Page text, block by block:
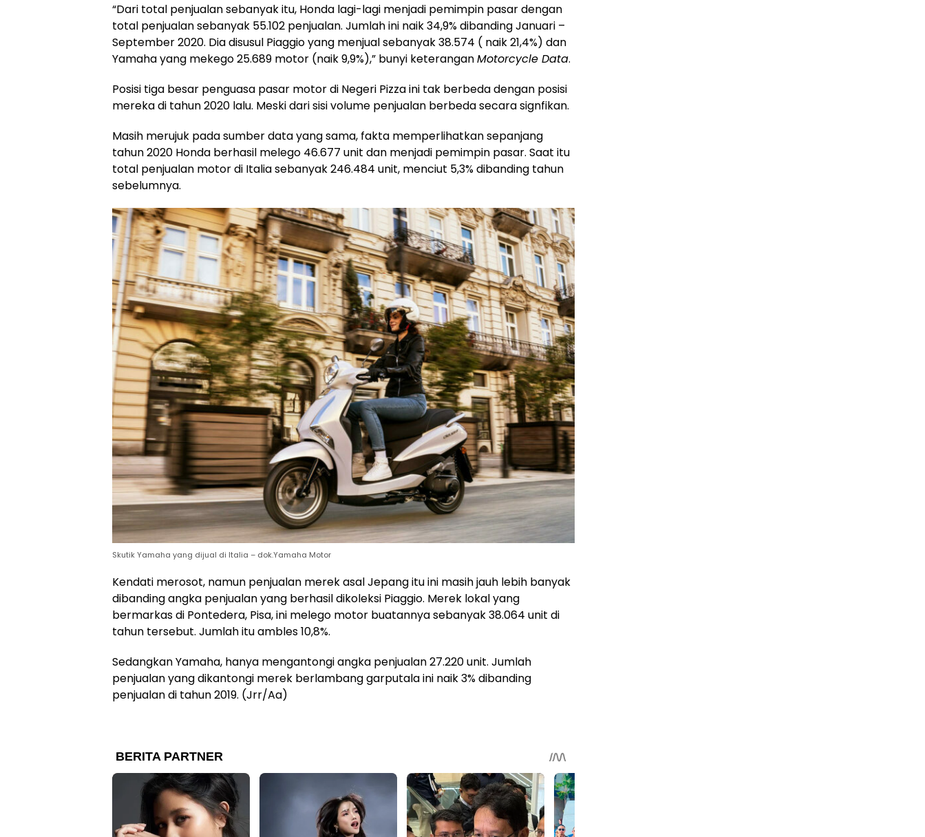
“Dari total penjualan sebanyak itu, Honda lagi-lagi menjadi pemimpin pasar dengan
total penjualan sebanyak 55.102 penjualan. Jumlah ini naik 34,9% dibanding Januari –
September 2020. Dia disusul Piaggio yang menjual sebanyak 38.574 ( naik 21,4%) dan
Yamaha yang mekego 25.689 motor (naik 9,9%),” bunyi keteranganMotorcycle Data.
Posisi tiga besar penguasa pasar motor di Negeri Pizza ini tak berbeda dengan posisi
mereka di tahun 2020 lalu. Meski dari sisi volume penjualan berbeda secara signfikan.
Masih merujuk pada sumber data yang sama, fakta memperlihatkan sepanjang
tahun 2020 Honda berhasil melego 46.677 unit dan menjadi pemimpin pasar. Saat itu
total penjualan motor di Italia sebanyak 246.484 unit, menciut 5,3% dibanding tahun
sebelumnya.
Skutik Yamaha yang dijual di Italia – dok.Yamaha Motor
Kendati merosot, namun penjualan merek asal Jepang itu ini masih jauh lebih banyak
dibanding angka penjualan yang berhasil dikoleksi Piaggio. Merek lokal yang
bermarkas di Pontedera, Pisa, ini melego motor buatannya sebanyak 38.064 unit di
tahun tersebut. Jumlah itu ambles 10,8%.
Sedangkan Yamaha, hanya mengantongi angka penjualan 27.220 unit. Jumlah
penjualan yang dikantongi merek berlambang garputala ini naik 3% dibanding
penjualan di tahun 2019. (Jrr/Aa)